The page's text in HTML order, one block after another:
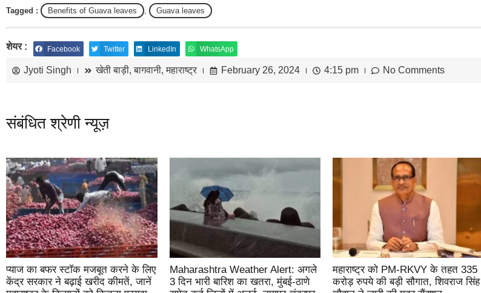
Tagged : Benefits of Guava leaves , Guava leaves
शेयर : Facebook Twitter LinkedIn WhatsApp
Jyoti Singh खेती बाड़ी,बागवानी,महाराष्ट्र February 26, 2024 4:15 pm No Comments
संबंधित श्रेणी न्यूज़
प्याज का बफर स्टॉक मजबूत करने के लिए
केंद्र सरकार ने बढ़ाई खरीद कीमतें, जानें
Maharashtra Weather Alert: अगले
3 दिन भारी बारिश का खतरा, मुंबई-ठाणे
महाराष्ट्र को PM-RKVY के तहत 335
करोड़ रुपये की बड़ी सौगात, शिवराज सिंह